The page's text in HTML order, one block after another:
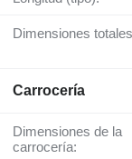
Dimensiones
Carrocería
Dimensiones de la
carrocería: